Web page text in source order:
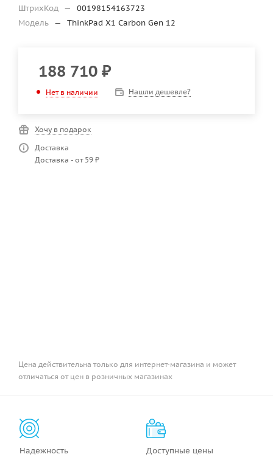
ШтрихКод —
00198154163723
Модель — ThinkPad X1 Carbon Gen 12
188 710 ₽
Нет в наличии Нашли дешевле?
Хочу в подарок
Доставка
Доставка - от 59 ₽
Цена действительна только для интернет-магазина и может
отличаться от цен в розничных магазинах
Надежность
Доступные цены